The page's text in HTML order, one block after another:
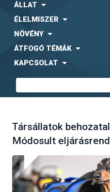
ÁLLAT
ÉLELMISZER
NÖVÉNY
ÁTFOGÓ TÉMÁK
KAPCSOLAT
Társállatok
Módosult